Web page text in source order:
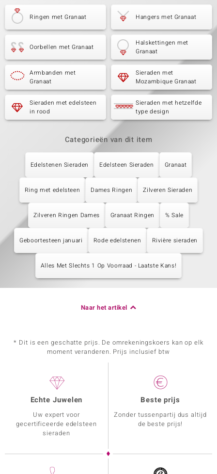
Ringen met Granaat Hangers met Granaat
Oorbellen met Granaat
Halskettingen met
Granaat
Armbanden met
Granaat
Sieraden met
Mozambique Granaat
Sieraden met edelsteen
in rood
Sieraden met hetzelfde
type design
Categorieën van dit item
Edelstenen Sieraden Edelsteen Sieraden Granaat
Ring met edelsteen Dames Ringen Zilveren Sieraden
Zilveren Ringen Dames Granaat Ringen % Sale
Geboortesteen januari Rode edelstenen Rivière sieraden
Alles Met Slechts 1 Op Voorraad - Laatste Kans!
Naar het artikel
* Dit is een geschatte prijs. De omrekeningskoers kan op elk
moment veranderen. Prijs inclusief btw
Echte Juwelen
Uw expert voor
gecertificeerde edelsteen
sieraden
Beste prijs
Zonder tussenpartij dus altijd
de beste prijs!